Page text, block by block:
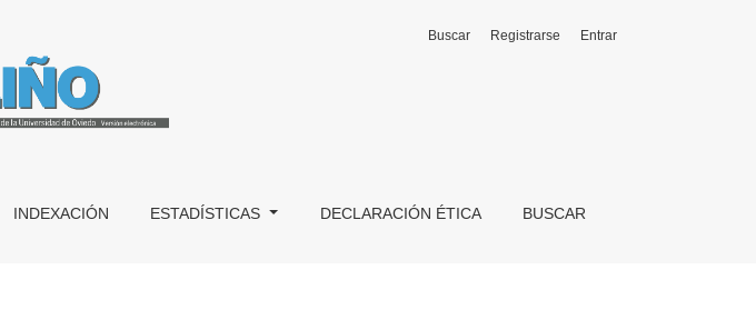
INDEXACIÓN ESTADÍSTICAS DECLARACIÓN ÉTICA BUSCAR
Buscar Registrarse Entrar